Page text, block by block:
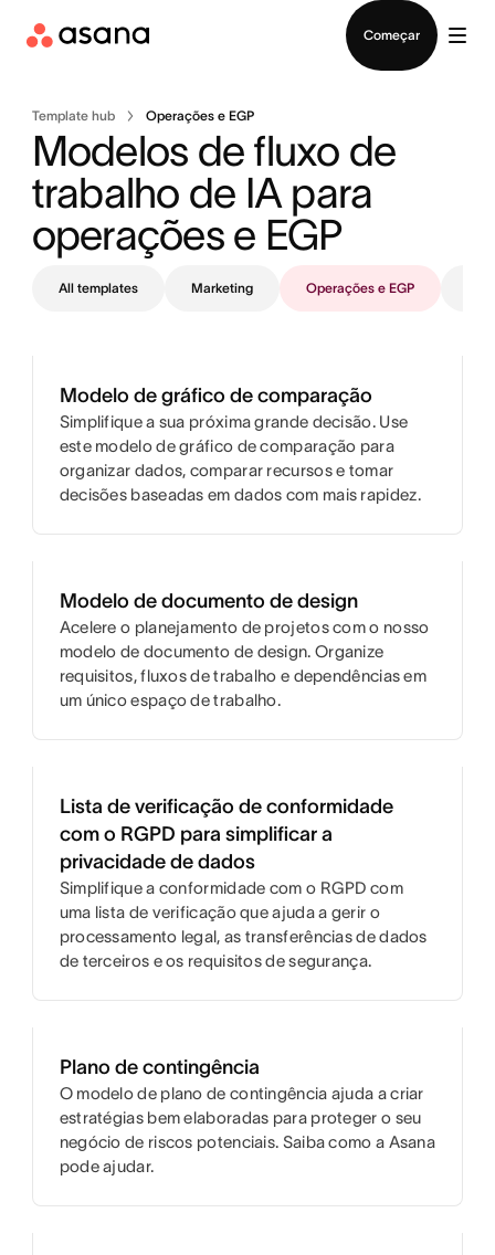
Começar
Template hub Operações e EGP
Modelos de fluxo de
trabalho de IA para
operações e EGP
All templates Marketing Operações e EGP
Modelo de gráfico de comparação
Simplifique a sua próxima grande decisão. Use
este modelo de gráfico de comparação para
organizar dados, comparar recursos e tomar
decisões baseadas em dados com mais rapidez.
Modelo de documento de design
Acelere o planejamento de projetos com o nosso
modelo de documento de design. Organize
requisitos, fluxos de trabalho e dependências em
um único espaço de trabalho.
Lista de verificação de conformidade
com o RGPD para simplificar a
privacidade de dados
Simplifique a conformidade com o RGPD com
uma lista de verificação que ajuda a gerir o
processamento legal, as transferências de dados
de terceiros e os requisitos de segurança.
Plano de contingência
O modelo de plano de contingência ajuda a criar
estratégias bem elaboradas para proteger o seu
negócio de riscos potenciais. Saiba como a Asana
pode ajudar.